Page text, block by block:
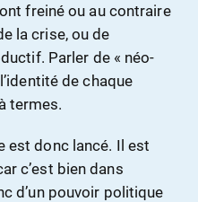
freiné ou au contraire
la crise, ou de
Parler de « néo-
de chaque
termes.
est donc lancé. Il est
c’est bien dans
d’un pouvoir politique